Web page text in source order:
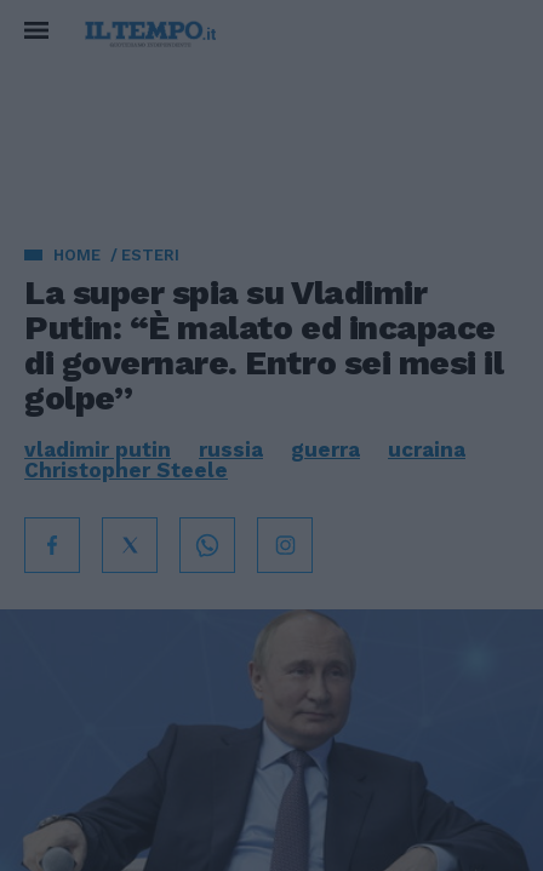
HOME ESTERI
La super spia su Vladimir
Putin: “È malato ed incapace
di governare. Entro sei mesi il
golpe”
vladimir putin russia guerra
ucraina
Christopher Steele